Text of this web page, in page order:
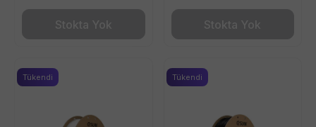
Stokta Yok Stokta Yok
Tükendi Tükendi